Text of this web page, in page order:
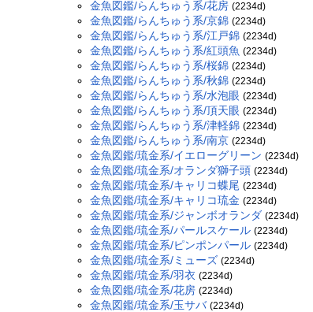
金魚図鑑/らんちゅう系/花房 (2234d)
金魚図鑑/らんちゅう系/京錦 (2234d)
金魚図鑑/らんちゅう系/江戸錦 (2234d)
金魚図鑑/らんちゅう系/紅頭魚 (2234d)
金魚図鑑/らんちゅう系/桜錦 (2234d)
金魚図鑑/らんちゅう系/秋錦 (2234d)
金魚図鑑/らんちゅう系/水泡眼 (2234d)
金魚図鑑/らんちゅう系/頂天眼 (2234d)
金魚図鑑/らんちゅう系/津軽錦 (2234d)
金魚図鑑/らんちゅう系/南京 (2234d)
金魚図鑑/琉金系/イエローグリーン (2234d)
金魚図鑑/琉金系/オランダ獅子頭 (2234d)
金魚図鑑/琉金系/キャリコ蝶尾 (2234d)
金魚図鑑/琉金系/キャリコ琉金 (2234d)
金魚図鑑/琉金系/ジャンボオランダ (2234d)
金魚図鑑/琉金系/パールスケール (2234d)
金魚図鑑/琉金系/ピンポンパール (2234d)
金魚図鑑/琉金系/ミューズ (2234d)
金魚図鑑/琉金系/羽衣 (2234d)
金魚図鑑/琉金系/花房 (2234d)
金魚図鑑/琉金系/玉サバ (2234d)